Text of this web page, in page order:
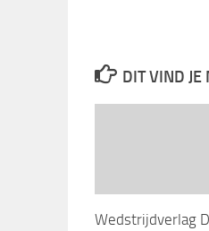
DIT VIND JE
Wedstrijdverlag